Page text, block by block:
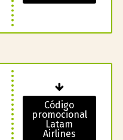
Código
promocional
Latam
Airlines